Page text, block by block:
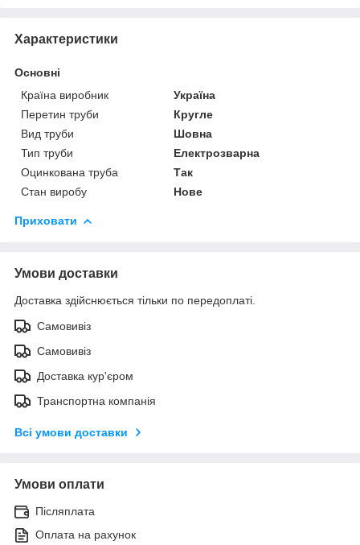
Характеристики
Основні
Країна виробник
Україна
Перетин труби
Кругле
Вид труби
Шовна
Тип труби
Електрозварна
Оцинкована труба
Так
Стан виробу
Нове
Приховати
Умови доставки
Доставка здійснюється тільки по передоплаті.
Самовивіз
Самовивіз
Доставка кур'єром
Транспортна компанія
Всі умови доставки
Умови оплати
Післяплата
Оплата на рахунок